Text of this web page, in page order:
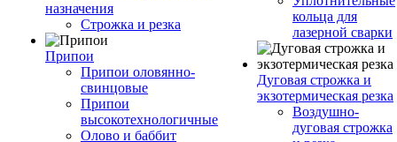
назначения
Строжка и резка
Припои
Припои оловянно-
свинцовые
Припои
высокотехнологичные
Олово и баббит
кольца для
лазерной сварки
Дуговая строжка и
экзотермическая резка
Воздушно-
дуговая строжка